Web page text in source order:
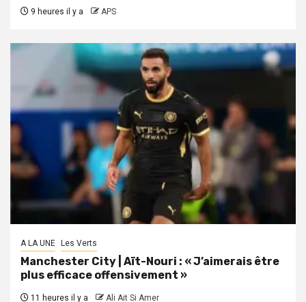
9 heures il y a APS
A LA UNE Les Verts
Manchester City | Aït-Nouri : « J’aimerais être
plus efficace offensivement »
11 heures il y a Ali Ait Si Amer